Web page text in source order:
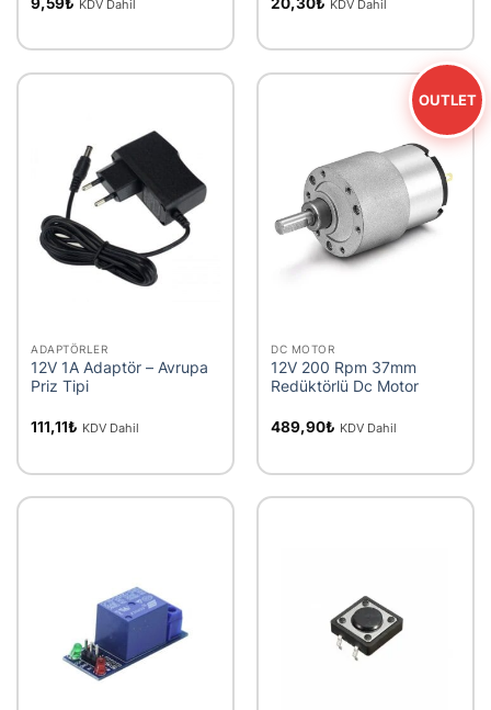
KDV Dahil KDV Dahil
ADAPTÖRLER
12V 1A Adaptör – Avrupa
Priz Tipi
111,11₺ KDV Dahil
OUTLET
DC MOTOR
12V 200 Rpm 37mm
Redüktörlü Dc Motor
489,90₺ KDV Dahil